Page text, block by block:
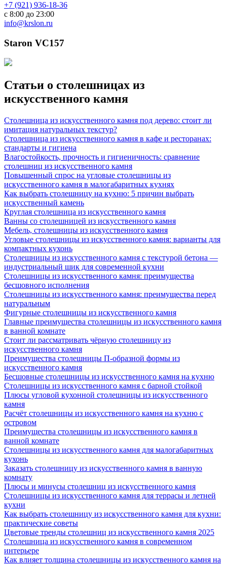
+7 (921) 936-18-36
с 8:00 до 23:00
info@krslon.ru
Staron VC157
Статьи о столешницах из
искусственного камня
Столешница из искусственного камня под дерево: стоит ли
имитация натуральных текстур?
Столешница из искусственного камня в кафе и ресторанах:
стандарты и гигиена
Влагостойкость, прочность и гигиеничность: сравнение
столешниц из искусственного камня
Повышенный спрос на угловые столешницы из
искусственного камня в малогабаритных кухнях
Как выбрать столешницу на кухню: 5 причин выбрать
искусственный камень
Круглая столешница из искусственного камня
Ванны со столешницей из искусственного камня
Мебель, столешницы из искусственного камня
Угловые столешницы из искусственного камня: варианты для
компактных кухонь
Столешницы из искусственного камня с текстурой бетона —
индустриальный шик для современной кухни
Столешницы из искусственного камня: преимущества
бесшовного исполнения
Столешницы из искусственного камня: преимущества перед
натуральным
Фигурные столешницы из искусственного камня
Главные преимущества столешницы из искусственного камня
в ванной комнате
Стоит ли рассматривать чёрную столешницу из
искусственного камня
Преимущества столешницы П-образной формы из
искусственного камня
Бесшовные столешницы из искусственного камня на кухню
Столешницы из искусственного камня с барной стойкой
Плюсы угловой кухонной столешницы из искусственного
камня
Расчёт столешницы из искусственного камня на кухню с
островом
Преимущества столешницы из искусственного камня в
ванной комнате
Столешницы из искусственного камня для малогабаритных
кухонь
Заказать столешницу из искусственного камня в ванную
комнату
Плюсы и минусы столешниц из искусственного камня
Столешницы из искусственного камня для террасы и летней
кухни
Как выбрать столешницу из искусственного камня для кухни:
практические советы
Цветовые тренды столешниц из искусственного камня 2025
Столешница из искусственного камня в современном
интерьере
Как влияет толщина столешницы из искусственного камня на